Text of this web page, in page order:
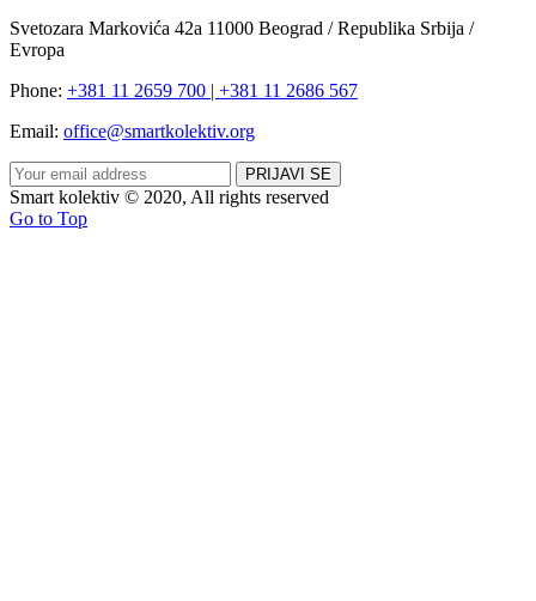
Svetozara Markovića 42a 11000 Beograd / Republika Srbija /
Evropa
Phone: +381 11 2659 700 | +381 11 2686 567
Email: office@smartkolektiv.org
Smart kolektiv © 2020, All rights reserved
Go to Top